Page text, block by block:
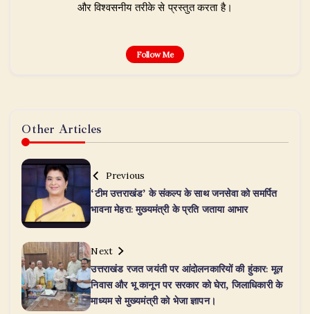
और विश्वसनीय तरीके से प्रस्तुत करता है।
Follow Me
Other Articles
Previous
‘टीम उत्तराखंड’ के संकल्प के साथ जनसेवा को समर्पित
भावना मेहरा: मुख्यमंत्री के प्रति जताया आभार
Next
उत्तराखंड रजत जयंती पर आंदोलनकारियों की हुंकार: मूल
निवास और भू कानून पर सरकार को घेरा, जिलाधिकारी के
माध्यम से मुख्यमंत्री को भेजा ज्ञापन।